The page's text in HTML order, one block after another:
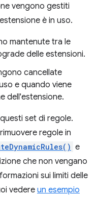
vengono gestiti
è in uso.
mantenute tra le
delle estensioni.
cancellate
e quando viene
dell'estensione.
set di regole.
regole in
e
che non vengano
sui limiti delle
vedereun esempio